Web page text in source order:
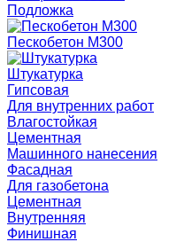
Подложка
Пескобетон М300
Штукатурка
Гипсовая
Для внутренних работ
Влагостойкая
Цементная
Машинного нанесения
Фасадная
Для газобетона
Цементная
Внутренняя
Финишная